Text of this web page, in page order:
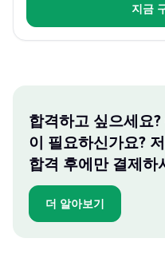
지금
합격하고 싶으세요?
이 필요하신가요?
합격 후에만 결제하
더 알아보기